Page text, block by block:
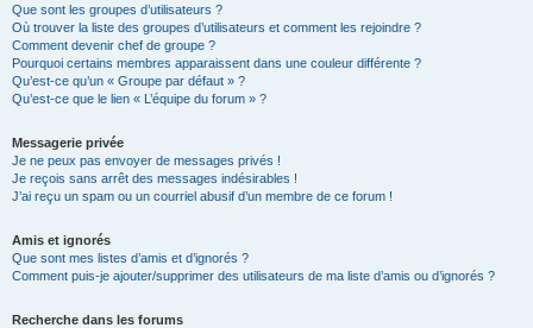
Que sont les groupes d’utilisateurs ?
Où trouver la liste des groupes d’utilisateurs et comment les rejoindre ?
Comment devenir chef de groupe ?
Pourquoi certains membres apparaissent dans une couleur différente ?
Qu’est-ce qu’un « Groupe par défaut » ?
Qu’est-ce que le lien « L’équipe du forum » ?
Messagerie privée
Je ne peux pas envoyer de messages privés !
Je reçois sans arrêt des messages indésirables !
J’ai reçu un spam ou un courriel abusif d’un membre de ce forum !
Amis et ignorés
Que sont mes listes d’amis et d’ignorés ?
Comment puis-je ajouter/supprimer des utilisateurs de ma liste d’amis ou d’ignorés ?
Recherche dans les forums